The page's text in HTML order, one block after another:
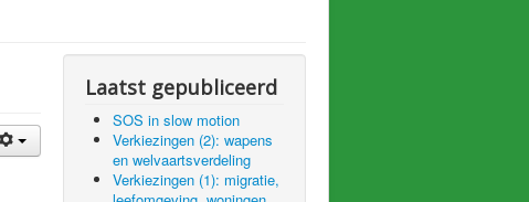
Laatst gepubliceerd
SOS in slow motion
Verkiezingen (2): wapens
en welvaartsverdeling
Verkiezingen (1): migratie,